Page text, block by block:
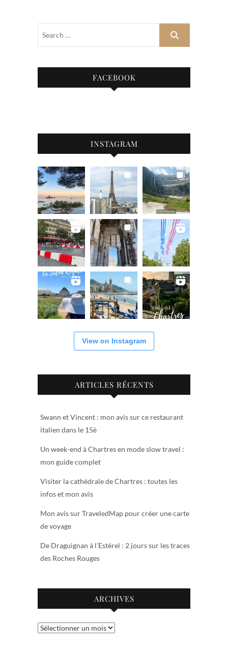
FACEBOOK
INSTAGRAM
View on Instagram
ARTICLES RÉCENTS
Swann et Vincent : mon avis sur ce restaurant
italien dans le 15è
Un week-end à Chartres en mode slow travel :
mon guide complet
Visiter la cathédrale de Chartres : toutes les
infos et mon avis
Mon avis sur TraveledMap pour créer une carte
de voyage
De Draguignan à l’Estérel : 2 jours sur les traces
des Roches Rouges
ARCHIVES
Archives